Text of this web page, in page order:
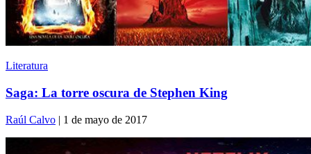
Literatura
Saga: La torre oscura de Stephen King
Raúl Calvo | 1 de mayo de 2017